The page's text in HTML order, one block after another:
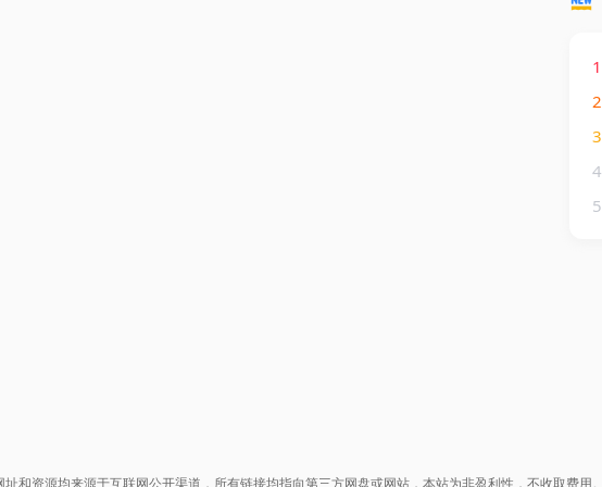
1
2
3
4
5
和资源均来源于互联网公开渠道，所有链接均指向第三方网盘或网站，本站为非盈利性，不收取费用。